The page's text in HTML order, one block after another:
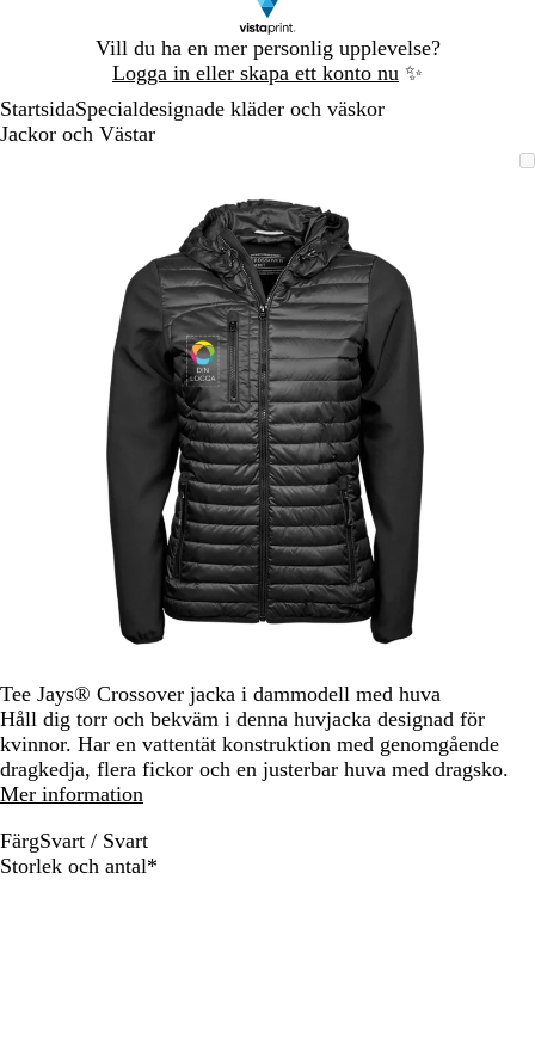
Vill du ha en mer personlig upplevelse?
Logga in eller skapa ett konto nu ✨
1
StartsidaSpecialdesignade kläder och väskor
Jackor och Västar
minimum
att
utöka
och
minustangenterna
för
att
zooma
in
och
ut
och
piltangenterna
för
att
panorera
Tee Jays® Crossover jacka i dammodell med huva
Håll dig torr och bekväm i denna huvjacka designad för
kvinnor. Har en vattentät konstruktion med genomgående
dragkedja, flera fickor och en justerbar huva med dragsko.
Mer information
FärgSvart / Svart
S
Storlek och antal*